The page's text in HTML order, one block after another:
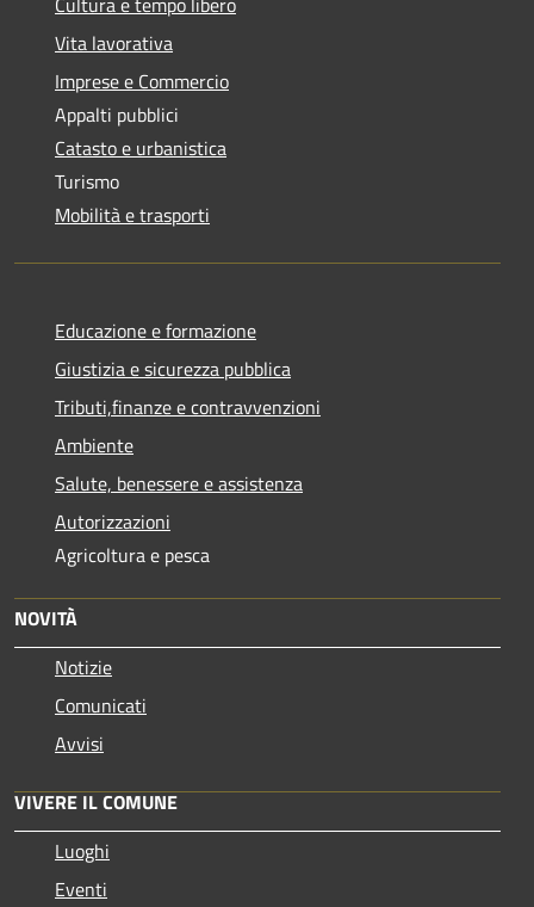
Vita lavorativa
Imprese e Commercio
Appalti pubblici
Catasto e urbanistica
Turismo
Mobilità e trasporti
Educazione e formazione
Giustizia e sicurezza pubblica
Tributi,finanze e contravvenzioni
Ambiente
Salute, benessere e assistenza
Autorizzazioni
Agricoltura e pesca
NOVITÀ
Notizie
Comunicati
Avvisi
VIVERE IL COMUNE
Luoghi
Eventi